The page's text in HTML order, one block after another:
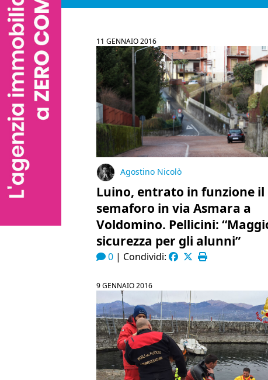
11 GENNAIO 2016
Agostino Nicolò
Luino, entrato in funzione il
semaforo in via Asmara a
Voldomino. Pellicini:
sicurezza per gli alunni”
0| Condividi:
9 GENNAIO 2016